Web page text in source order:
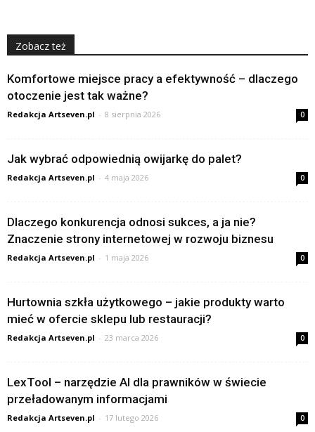
Zobacz też
Komfortowe miejsce pracy a efektywność – dlaczego
otoczenie jest tak ważne?
Redakcja Artseven.pl - 8 sierpnia 2026 0
Jak wybrać odpowiednią owijarkę do palet?
Redakcja Artseven.pl - 4 maja 2026 0
Dlaczego konkurencja odnosi sukces, a ja nie?
Znaczenie strony internetowej w rozwoju biznesu
Redakcja Artseven.pl - 1 maja 2026 0
Hurtownia szkła użytkowego – jakie produkty warto
mieć w ofercie sklepu lub restauracji?
Redakcja Artseven.pl - 23 marca 2026 0
LexTool – narzędzie AI dla prawników w świecie
przeładowanym informacjami
Redakcja Artseven.pl - 17 lutego 2026 0